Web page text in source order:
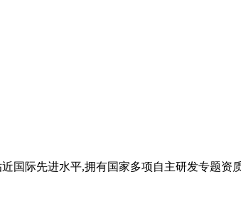
国际先进水平,拥有国家多项自主研发专题资